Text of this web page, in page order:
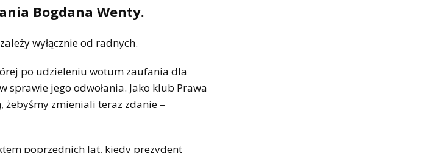
Bogdana Wenty.
wyłącznie od radnych.
po udzieleniu wotum zaufania dla
jego odwołania. Jako klub Prawa
żebyśmy zmieniali teraz zdanie –
poprzednich lat, kiedy prezydent